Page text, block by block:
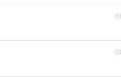
11
12